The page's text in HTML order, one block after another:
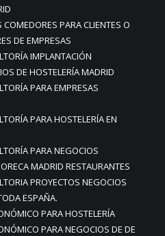
COMEDORES PARA CLIENTES O
DE EMPRESAS
IMPLANTACIÓN
DE HOSTELERÍA MADRID
PARA EMPRESAS
PARA HOSTELERÍA EN
PARA NEGOCIOS
MADRID RESTAURANTES
PROYECTOS NEGOCIOS
ESPAÑA.
PARA HOSTELERÍA
PARA NEGOCIOS DE DE